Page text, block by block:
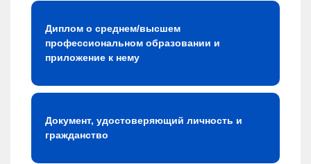
Диплом о среднем/высшем
профессиональном образовании и
приложение к нему
Документ, удостоверяющий личность и
гражданство